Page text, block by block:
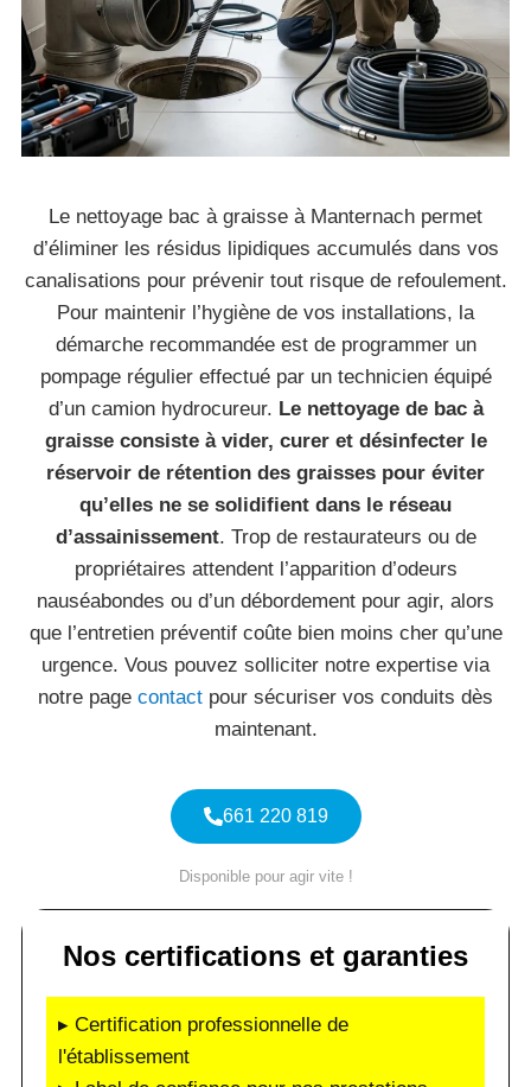
Le nettoyage bac à graisse à Manternach permet
d’éliminer les résidus lipidiques accumulés dans vos
canalisations pour prévenir tout risque de refoulement.
Pour maintenir l’hygiène de vos installations, la
démarche recommandée est de programmer un
pompage régulier effectué par un technicien équipé
d’un camion hydrocureur. Le nettoyage de bac à
graisse consiste à vider, curer et désinfecter le
réservoir de rétention des graisses pour éviter
qu’elles ne se solidifient dans le réseau
d’assainissement. Trop de restaurateurs ou de
propriétaires attendent l’apparition d’odeurs
nauséabondes ou d’un débordement pour agir, alors
que l’entretien préventif coûte bien moins cher qu’une
urgence. Vous pouvez solliciter notre expertise via
notre page contact pour sécuriser vos conduits dès
maintenant.
661 220 819
Disponible pour agir vite !
Nos certifications et garanties
▸ Certification professionnelle de
l'établissement